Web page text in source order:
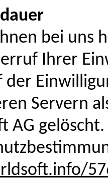
bei uns
Ihrer
Servern
AG